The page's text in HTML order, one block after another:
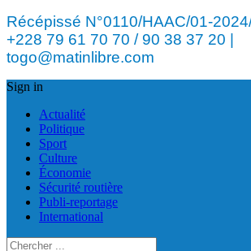
Récépissé N°0110/HAAC/01-
+228 79 61 70 70 / 90 38 37 20 |
togo@matinlibre.com
Sign in
Actualité
Politique
Sport
Culture
Économie
Sécurité routière
Publi-reportage
International